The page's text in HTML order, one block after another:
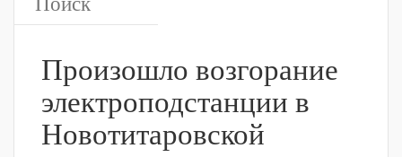
Произошло возгорание
электроподстанции в
Новотитаровской